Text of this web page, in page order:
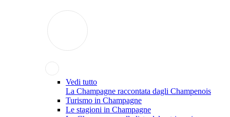
Vedi tutto
La Champagne raccontata dagli Champenois
Turismo in Champagne
Le stagioni in Champagne